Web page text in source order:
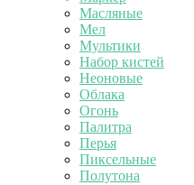
Масляные
Мел
Мультики
Набор кистей
Неоновые
Облака
Огонь
Палитра
Перья
Пиксельные
Полутона